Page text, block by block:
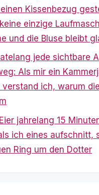
Kissenbezug
einzige
und die Bluse bleibt
jede sichtbare
Als mir ein
ich, warum
jahrelang 15
ich eines aufschnitt,
Ring um den Dotter